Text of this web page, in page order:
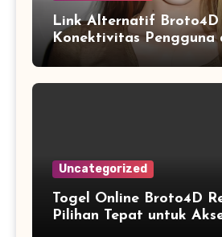
Link Alternatif Broto4D
Konektivitas Pengguna
Sistem Akses yang
Uncategorized
Togel Online Broto4D
Pilihan Tepat untuk